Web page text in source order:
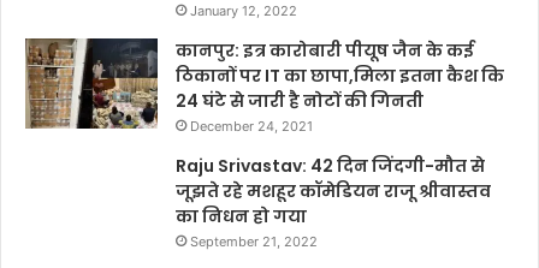
January 12, 2022
कानपुर: इत्र कारोबारी पीयूष जैन के कई
ठिकानों पर IT का छापा,मिला इतना कैश कि
24 घंटे से जारी है नोटों की गिनती
December 24, 2021
Raju Srivastav: 42 दिन जिंदगी-मौत से
जूझते रहे मशहूर कॉमेडियन राजू श्रीवास्तव
का निधन हो गया
September 21, 2022